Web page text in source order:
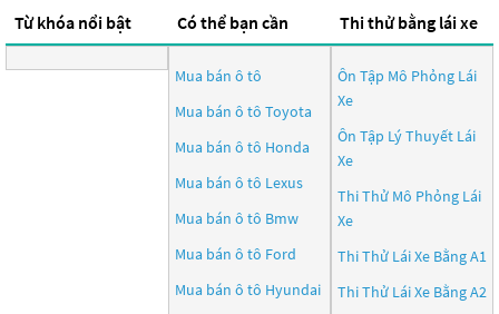
Từ khóa nổi bật Có thể bạn cần
Mua bán ô tô
Mua bán ô tô Toyota
Mua bán ô tô Honda
Mua bán ô tô Lexus
Mua bán ô tô Bmw
Mua bán ô tô Ford
Mua bán ô tô Hyundai
Thi thử bằng lái xe
Ôn Tập Mô Phỏng Lái
Xe
Ôn Tập Lý Thuyết Lái
Xe
Thi Thử Mô Phỏng Lái
Xe
Thi Thử Lái Xe Bằng A1
Thi Thử Lái Xe Bằng A2